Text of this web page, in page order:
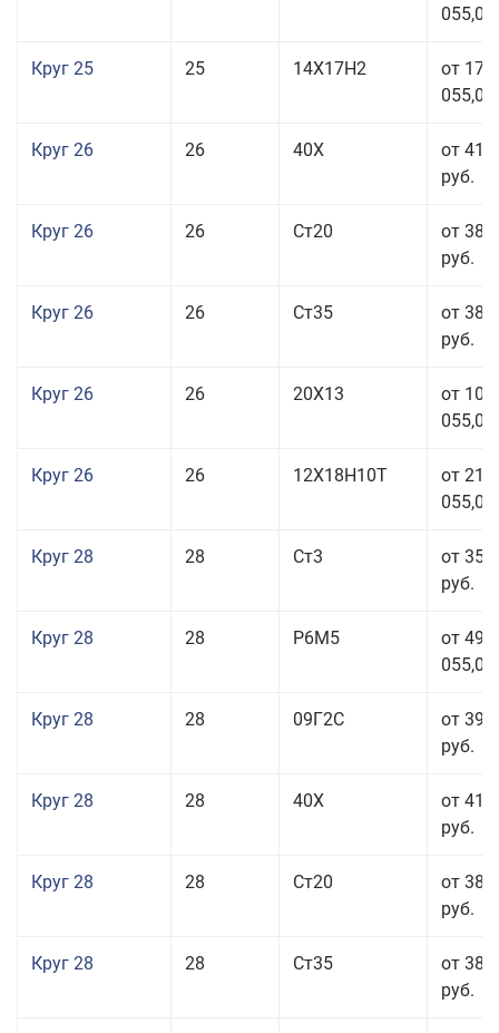
055,00
Круг 25 25 14Х17Н2
от 179
055,00
Круг 26 26 40Х
от 41
руб.
Круг 26 26 Ст20
от 38
руб.
Круг 26 26 Ст35
от 38
руб.
Круг 26 26 20Х13
от 103
055,00
Круг 26 26 12Х18Н10Т
от 210
055,00
Круг 28 28 Ст3
от 35
руб.
Круг 28 28 Р6М5
от 499
055,00
Круг 28 28 09Г2С
от 39
руб.
Круг 28 28 40Х
от 41
руб.
Круг 28 28 Ст20
от 38
руб.
Круг 28 28 Ст35
от 38
руб.